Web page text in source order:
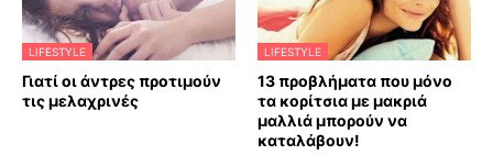
LIFESTYLE
Γιατί οι άντρες προτιμούν
τις μελαχρινές
LIFESTYLE
13 προβλήματα που μόνο
τα κορίτσια με μακριά
μαλλιά μπορούν να
καταλάβουν!